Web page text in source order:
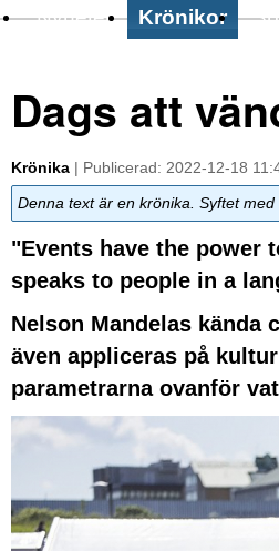
Nyheter Krönikor
Dags att
Krönika | Publicerad: 2022-12-18
Denna text är en krönika. Syftet
"Events have the power
speaks to people in a
Nelson Mandelas
även appliceras på
parametrarna ovanför